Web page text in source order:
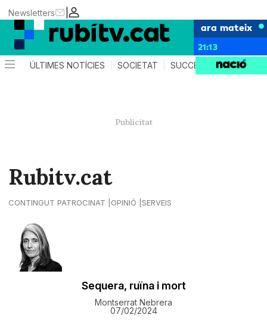
|
Newsletters
ara mateix
21:13
ÚLTIMES NOTÍCIES SOCIETAT SUCCESSOS
Rubitv.cat
CONTINGUT PATROCINAT OPINIÓ SERVEIS
Sequera, ruïna i mort
Montserrat Nebrera
07/02/2024